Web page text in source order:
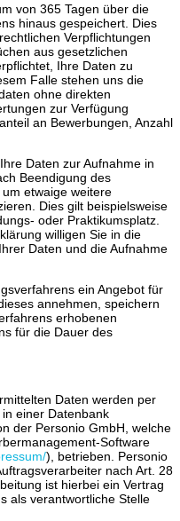
von 365 Tagen über die
hinaus gespeichert. Dies
Verpflichtungen
aus gesetzlichen
Ihre Daten zu
Falle stehen uns die
ohne direkten
zur Verfügung
an Bewerbungen, Anzahl
Daten zur Aufnahme in
Beendigung des
etwaige weitere
Dies gilt beispielsweise
oder Praktikumsplatz.
willigen Sie in die
Daten und die Aufnahme
ein Angebot für
annehmen, speichern
erhobenen
für die Dauer des
Daten werden per
einer Datenbank
der Personio GmbH, welche
Software
), betrieben. Personio
nach Art. 28
ist hierbei ein Vertrag
als verantwortliche Stelle